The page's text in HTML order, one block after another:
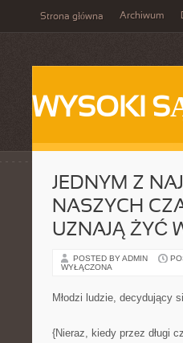
Strona główna Archiwum
WYSOKI
JEDNYM Z
NASZYCH
UZNAJĄ ŻYĆ
POSTED BY ADMIN
WYŁĄCZONA
Młodzi ludzie, decydujący
{Nieraz, kiedy przez długi